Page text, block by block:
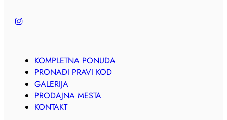
KOMPLETNA PONUDA
PRONAĐI PRAVI KOD
GALERIJA
PRODAJNA MESTA
KONTAKT